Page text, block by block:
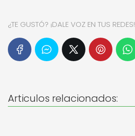
¿TE GUSTÓ? ¡DALE VOZ EN TUS REDES!
Articulos relacionados: